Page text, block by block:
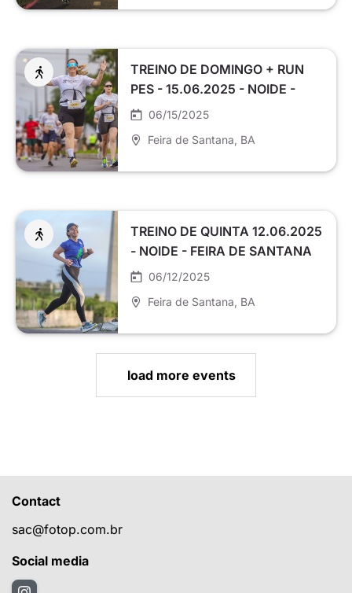
TREINO DE DOMINGO + RUN
PES - 15.06.2025 - NOIDE -
FEIRA DE SANTANA
06/15/2025
Feira de Santana , BA
TREINO DE QUINTA 12.06.2025
- NOIDE - FEIRA DE SANTANA
06/12/2025
Feira de Santana , BA
load more events
Contact
sac@fotop.com.br
Social media